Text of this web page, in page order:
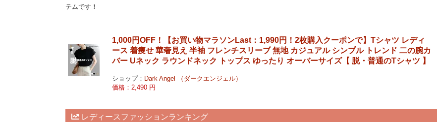
テムです！
1,000円OFF！【お買い物マラソンLast：1,990円！2枚購入クーポンで】Tシャツ レディ
ース 着痩せ 華奢見え 半袖 フレンチスリーブ 無地 カジュアル シンプル トレンド 二の腕カ
バー Uネック ラウンドネック トップス ゆったり オーバーサイズ【 脱・普通のTシャツ 】
ショップ： Dark Angel （ダークエンジェル）
価格：2,490 円
レディースファッションランキング